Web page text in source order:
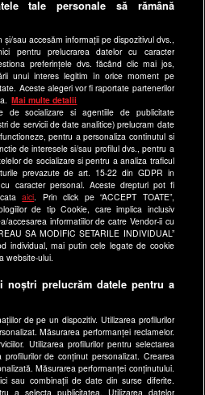
Happy Channel
editorială
Antena Group
a1.ro
as.ro
catine.ro
chefi.ro
useit.ro
zutv.ro
AntenaPLAY
tale personale să rămână
și/sau accesăm informații pe dispozitivul dvs.,
pentru prelucrarea datelor cu caracter
preferințele dvs. făcând clic mai jos,
unui interes legitim în orice moment pe
Aceste alegeri vor fi raportate partenerilor
Mai multe detalii
de socializare si agentiile de publicitate
de servicii de date analitice) prelucram date
pentru a personaliza continutul si
de interesele si/sau profilul dvs., pentru a
de socializare si pentru a analiza traficul
prevazute de art. 15-22 din GDPR in
caracter personal. Aceste drepturi pot fi
aici . Prin click pe “ACCEPT TOATE”,
de tip Cookie, care implica inclusiv
accesarea informatiilor de catre Vendor-ii cu
SA MODIFIC SETARILE INDIVIDUAL”
individual, mai putin cele legate de cookie
website-ului.
noștri prelucrăm datele pentru a
de pe un dispozitiv. Utilizarea profilurilor
Măsurarea performanței reclamelor.
Utilizarea profilurilor pentru selectarea
profilurilor de conținut personalizat. Crearea
Măsurarea performanței conținutului.
sau combinații de date din surse diferite.
a selecta publicitatea. Utilizarea datelor